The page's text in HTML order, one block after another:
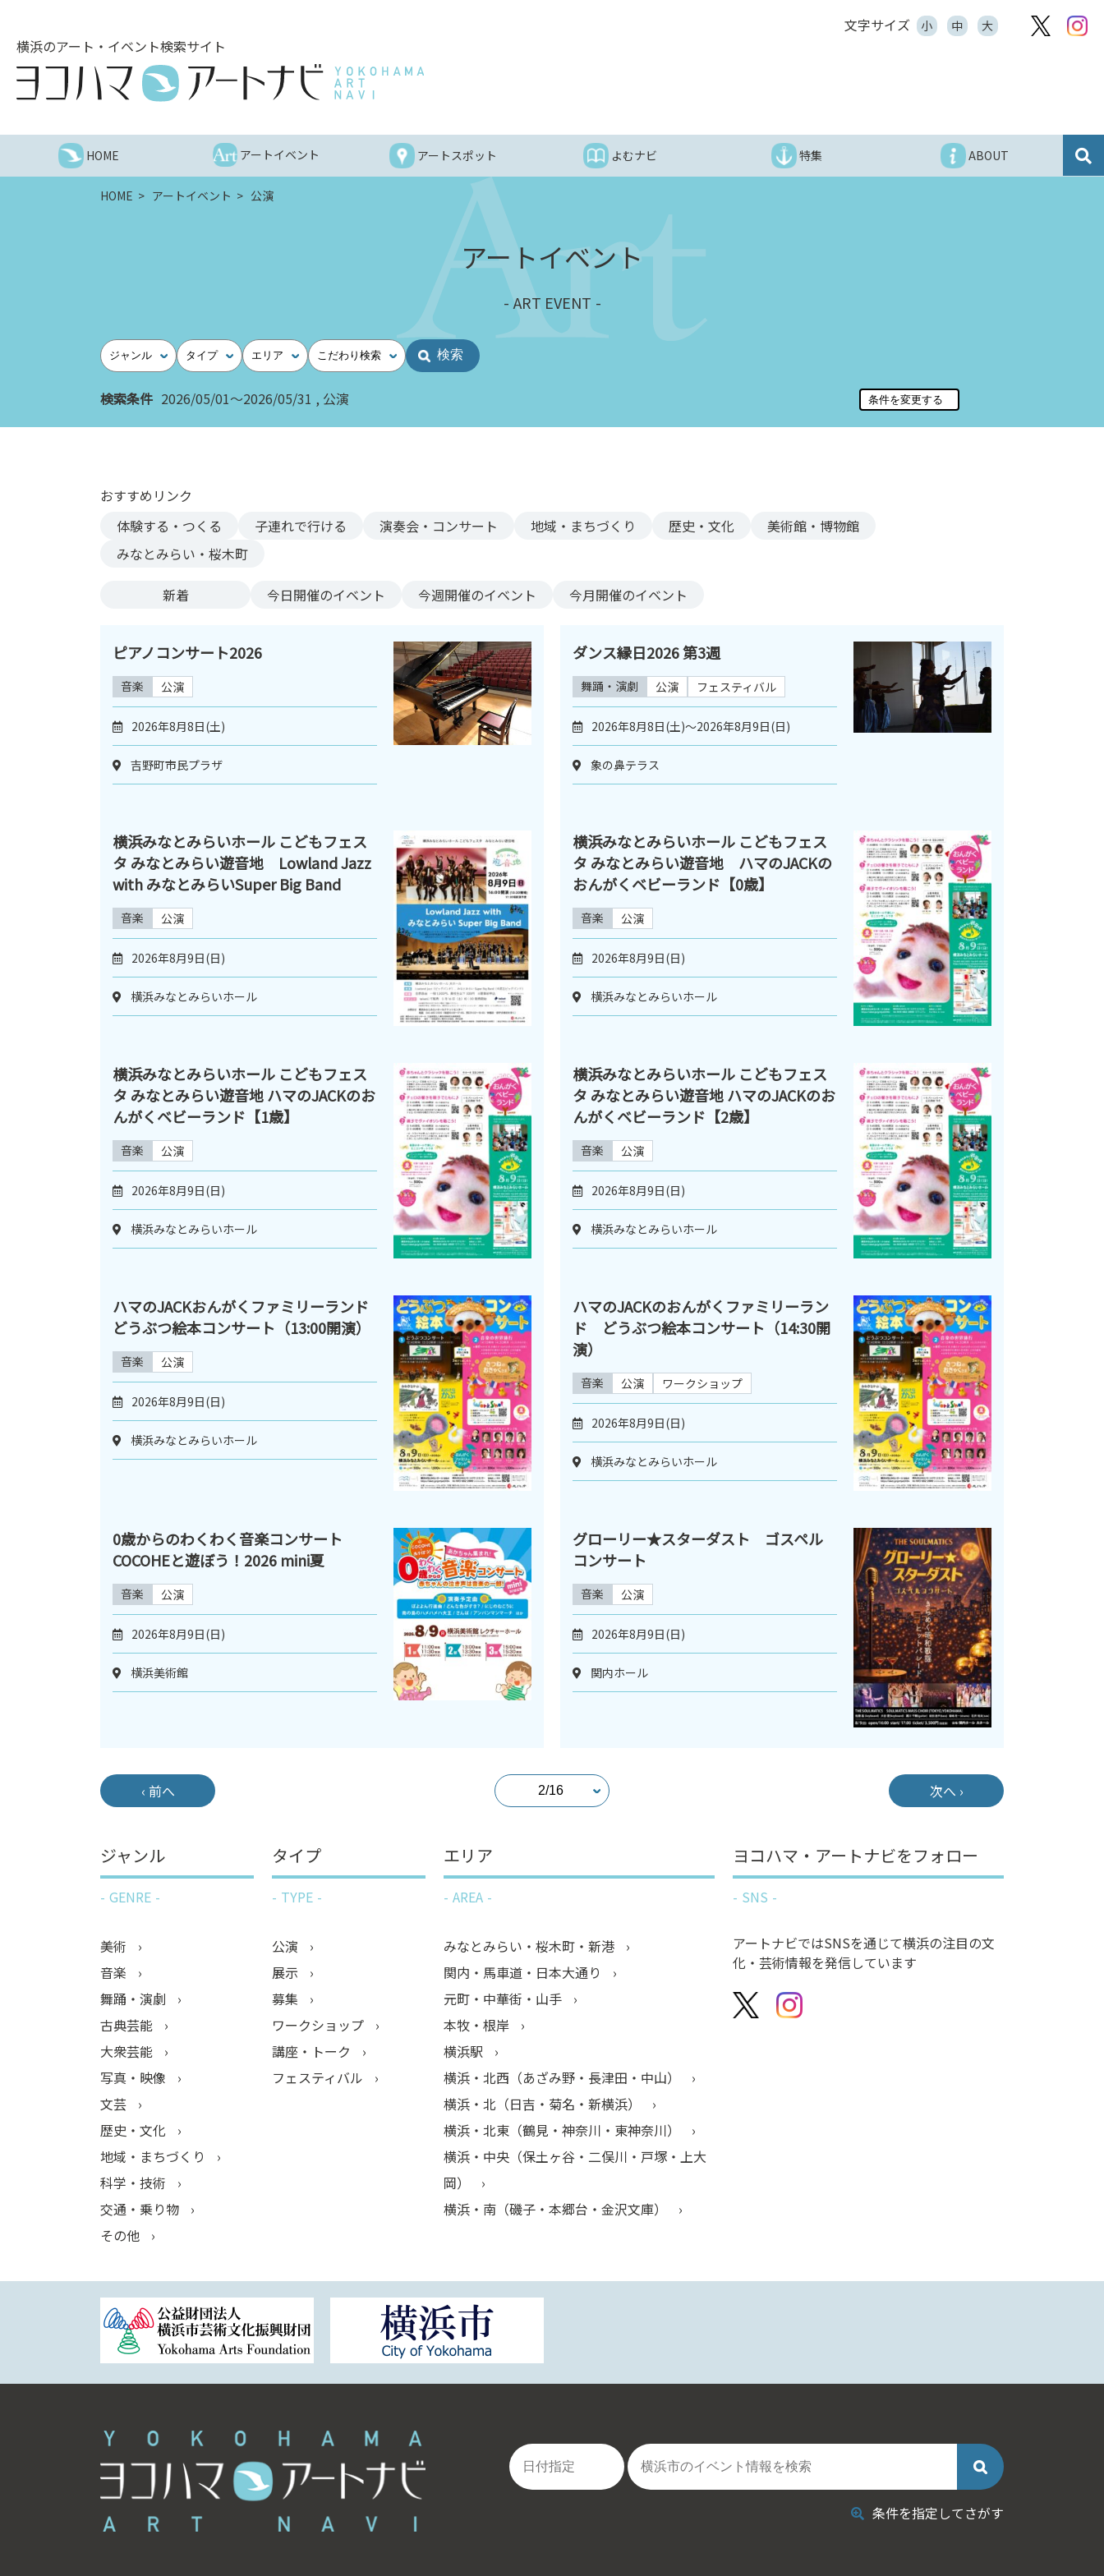
へ
文字サイズ 小 中 大
横浜のアート・イベント検索サイト
HOME アートイベント アートスポット よむナビ 特集 ABOUT
HOME アートイベント 公演
アートイベント
ART EVENT
ジャンル タイプ エリア こだわり検索
検索条件 2026/05/01～2026/05/31 公演
おすすめリンク
体験する・つくる
子連れで行ける 演奏会・コンサート 地域・まちづくり 歴史・文化
美術館・博物館
みなとみらい・桜木町
新着 今日開催のイベント 今週開催のイベント 今月開催のイベント
ピアノコンサート2026
音楽 公演
2026年8月8日(土)
吉野町市民プラザ
ダンス縁日2026 第3週
舞踊・演劇 公演 フェスティバル
2026年8月8日(土)～2026年8月9日(日)
象の鼻テラス
横浜みなとみらいホール こどもフェス
タ みなとみらい遊音地 Lowland Jazz
with みなとみらいSuper Big Band
音楽 公演
2026年8月9日(日)
横浜みなとみらいホール
横浜みなとみらいホール こどもフェス
タ みなとみらい遊音地 ハマのJACKの
おんがくベビーランド【0歳】
音楽 公演
2026年8月9日(日)
横浜みなとみらいホール
横浜みなとみらいホール こどもフェス
タ みなとみらい遊音地 ハマのJACKのお
んがくベビーランド【1歳】
音楽 公演
2026年8月9日(日)
横浜みなとみらいホール
横浜みなとみらいホール こどもフェス
タ みなとみらい遊音地 ハマのJACKのお
んがくベビーランド【2歳】
音楽 公演
2026年8月9日(日)
横浜みなとみらいホール
ハマのJACKおんがくファミリーランド
どうぶつ絵本コンサート（13:00開演）
音楽 公演
2026年8月9日(日)
横浜みなとみらいホール
ハマのJACKのおんがくファミリーラン
ド どうぶつ絵本コンサート（14:30開
演）
音楽 公演 ワークショップ
2026年8月9日(日)
横浜みなとみらいホール
0歳からのわくわく音楽コンサート
COCOHEと遊ぼう！2026 mini夏
音楽 公演
2026年8月9日(日)
横浜美術館
グローリー★スターダスト ゴスペル
コンサート
音楽 公演
2026年8月9日(日)
関内ホール
‹ 前へ 次へ ›
ジャンル
GENRE
美術
音楽
舞踊・演劇
古典芸能
大衆芸能
写真・映像
文芸
歴史・文化
地域・まちづくり
科学・技術
交通・乗り物
その他
タイプ
TYPE
公演
展示
募集
ワークショップ
講座・トーク
フェスティバル
エリア
AREA
みなとみらい・桜木町・新港
関内・馬車道・日本大通り
元町・中華街・山手
本牧・根岸
横浜駅
横浜・北西（あざみ野・長津田・中山）
横浜・北（日吉・菊名・新横浜）
横浜・北東（鶴見・神奈川・東神奈川）
横浜・中央（保土ヶ谷・二俣川・戸塚・上大
岡）
横浜・南（磯子・本郷台・金沢文庫）
ヨコハマ・アートナビをフォロー
SNS
アートナビではSNSを通じて横浜の注目の文
化・芸術情報を発信しています
条件を指定してさがす